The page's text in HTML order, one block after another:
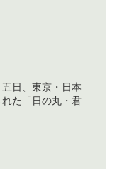
日、東京・日本
た「日の丸・君